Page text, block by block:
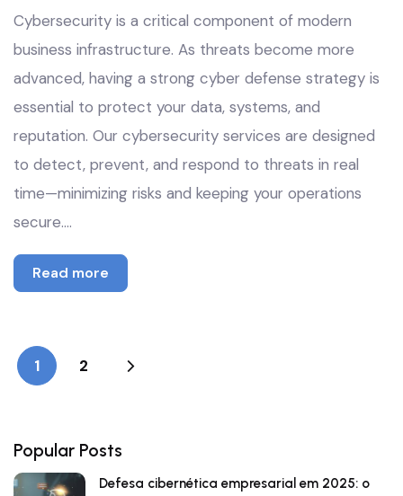
Cybersecurity is a critical component of modern
business infrastructure. As threats become more
advanced, having a strong cyber defense strategy is
essential to protect your data, systems, and
reputation. Our cybersecurity services are designed
to detect, prevent, and respond to threats in real
time—minimizing risks and keeping your operations
secure.…
Read more
1 2
Popular Posts
Defesa cibernética empresarial em 2025: o